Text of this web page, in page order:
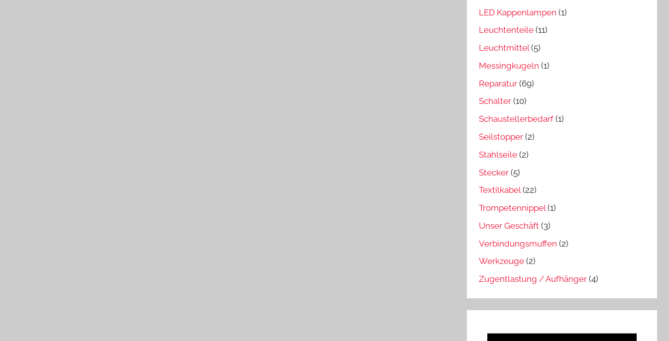
LED Kappenlampen (1)
Leuchtenteile (11)
Leuchtmittel(5)
Messingkugeln (1)
Reparatur (69)
Schalter (10)
Schaustellerbedarf (1)
Seilstopper (2)
Stahlseile (2)
Stecker (5)
Textilkabel(22)
Trompetennippel(1)
Unser Geschäft (3)
Verbindungsmuffen (2)
Werkzeuge (2)
Zugentlastung / Aufhänger (4)